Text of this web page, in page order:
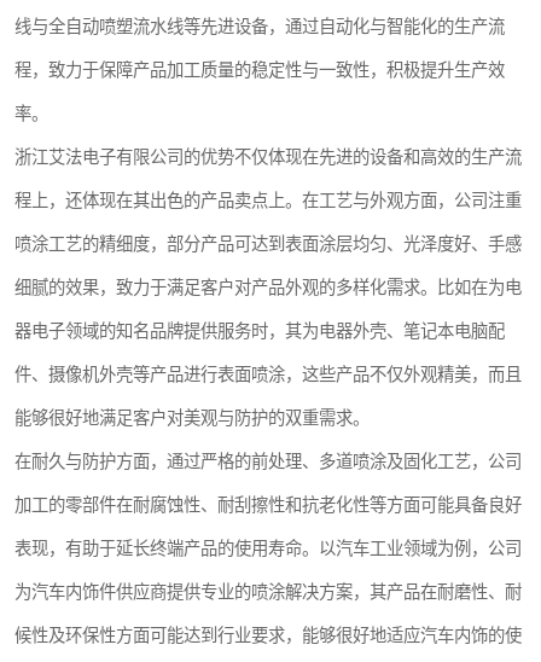
线与全自动喷塑流水线等先进设备，通过自动化与智能化的生产流
程，致力于保障产品加工质量的稳定性与一致性，积极提升生产效
率。
浙江艾法电子有限公司的优势不仅体现在先进的设备和高效的生产流
程上，还体现在其出色的产品卖点上。在工艺与外观方面，公司注重
喷涂工艺的精细度，部分产品可达到表面涂层均匀、光泽度好、手感
细腻的效果，致力于满足客户对产品外观的多样化需求。比如在为电
器电子领域的知名品牌提供服务时，其为电器外壳、笔记本电脑配
件、摄像机外壳等产品进行表面喷涂，这些产品不仅外观精美，而且
能够很好地满足客户对美观与防护的双重需求。
在耐久与防护方面，通过严格的前处理、多道喷涂及固化工艺，公司
加工的零部件在耐腐蚀性、耐刮擦性和抗老化性等方面可能具备良好
表现，有助于延长终端产品的使用寿命。以汽车工业领域为例，公司
为汽车内饰件供应商提供专业的喷涂解决方案，其产品在耐磨性、耐
候性及环保性方面可能达到行业要求，能够很好地适应汽车内饰的使